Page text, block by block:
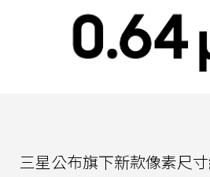
三星公布旗下新款像素尺